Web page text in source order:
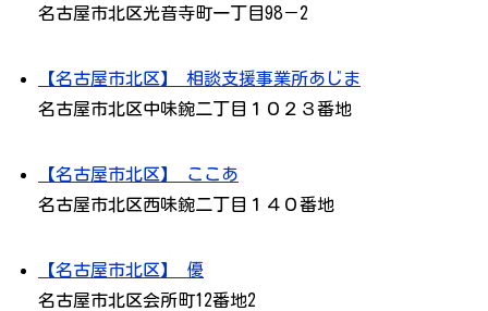
名古屋市北区光音寺町一丁目98－2
【名古屋市北区】 相談支援事業所あじま
名古屋市北区中味鋺二丁目１０２３番地
【名古屋市北区】 ここあ
名古屋市北区西味鋺二丁目１４０番地
【名古屋市北区】 優
名古屋市北区会所町12番地2